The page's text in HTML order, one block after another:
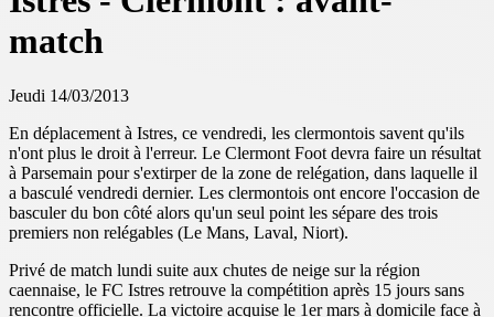
match
Jeudi 14/03/2013
En déplacement à Istres, ce vendredi, les clermontois savent qu'ils
n'ont plus le droit à l'erreur. Le Clermont Foot devra faire un résultat
à Parsemain pour s'extirper de la zone de relégation, dans laquelle il
a basculé vendredi dernier. Les clermontois ont encore l'occasion de
basculer du bon côté alors qu'un seul point les sépare des trois
premiers non relégables (Le Mans, Laval, Niort).
Privé de match lundi suite aux chutes de neige sur la région
caennaise, le FC Istres retrouve la compétition après 15 jours sans
rencontre officielle. La victoire acquise le 1er mars à domicile face à